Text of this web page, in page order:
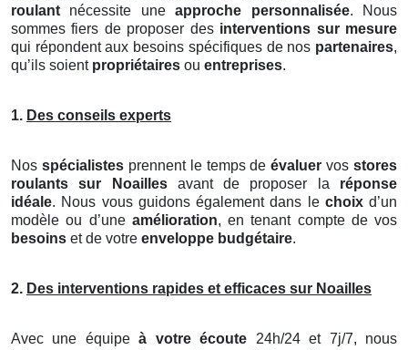
roulant nécessite uneapproche personnalisée. Nous
sommes fiers de proposer des interventions sur mesure
qui répondent aux besoins spécifiques de nos partenaires,
qu’ils soient propriétaires ou entreprises.
1. Des conseils experts
Nos spécialistesprennent le temps deévaluer vos stores
roulants
sur Noailles avant de proposer la réponse
idéale. Nous vous guidons également dans le choixd’un
modèle ou d’une amélioration, en tenant compte de vos
besoins et de votre enveloppe budgétaire.
2. Des interventions rapides et efficaces sur Noailles
Avec une équipeà votre écoute 24h/24 et 7j/7, nous